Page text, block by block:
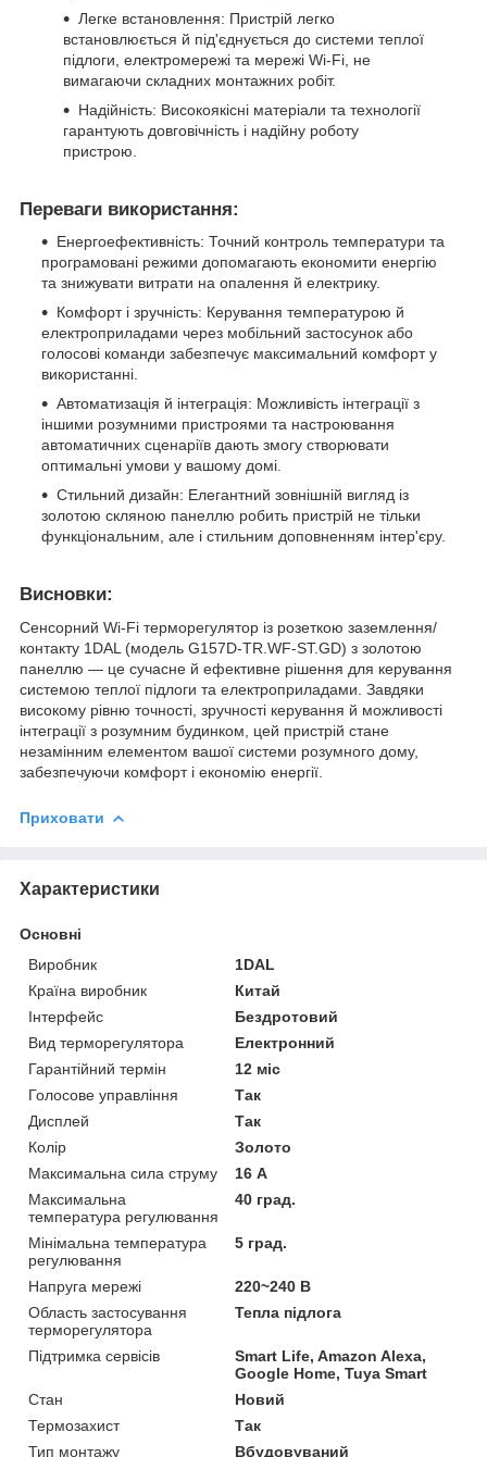
Легке встановлення: Пристрій легко
встановлюється й під'єднується до системи теплої
підлоги, електромережі та мережі Wi-Fi, не
вимагаючи складних монтажних робіт.
Надійність: Високоякісні матеріали та технології
гарантують довговічність і надійну роботу
пристрою.
Переваги використання:
Енергоефективність: Точний контроль температури та
програмовані режими допомагають економити енергію
та знижувати витрати на опалення й електрику.
Комфорт і зручність: Керування температурою й
електроприладами через мобільний застосунок або
голосові команди забезпечує максимальний комфорт у
використанні.
Автоматизація й інтеграція: Можливість інтеграції з
іншими розумними пристроями та настроювання
автоматичних сценаріїв дають змогу створювати
оптимальні умови у вашому домі.
Стильний дизайн: Елегантний зовнішній вигляд із
золотою скляною панеллю робить пристрій не тільки
функціональним, але і стильним доповненням інтер'єру.
Висновки:
Сенсорний Wi-Fi терморегулятор із розеткою заземлення/
контакту 1DAL (модель G157D-TR.WF-ST.GD) з золотою
панеллю — це сучасне й ефективне рішення для керування
системою теплої підлоги та електроприладами. Завдяки
високому рівню точності, зручності керування й можливості
інтеграції з розумним будинком, цей пристрій стане
незамінним елементом вашої системи розумного дому,
забезпечуючи комфорт і економію енергії.
Приховати
Характеристики
Основні
Виробник
1DAL
Країна виробник
Китай
Інтерфейс
Бездротовий
Вид терморегулятора
Електронний
Гарантійний термін
12 міс
Голосове управління
Так
Дисплей
Так
Колір
Золото
Максимальна сила струму
16 А
Максимальна
температура регулювання
40 град.
Мінімальна температура
регулювання
5 град.
Напруга мережі
220~240 В
Область застосування
терморегулятора
Тепла підлога
Підтримка сервісів
Smart Life, Amazon Alexa,
Google Home, Tuya Smart
Стан
Новий
Термозахист
Так
Тип монтажу
Вбудовуваний